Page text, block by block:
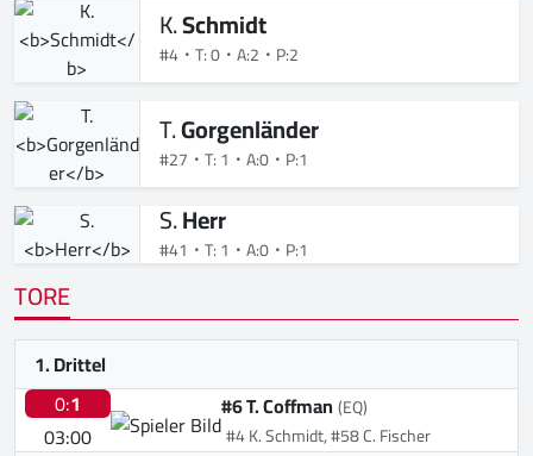
K.Schmidt
#4 T: 0 A:2 P:2
T.Gorgenländer
#27 T: 1 A:0 P:1
S.Herr
#41 T: 1 A:0 P:1
TORE
1. Drittel
0:1
03:00
#6 T. Coffman(EQ)
#4 K. Schmidt, #58 C. Fischer